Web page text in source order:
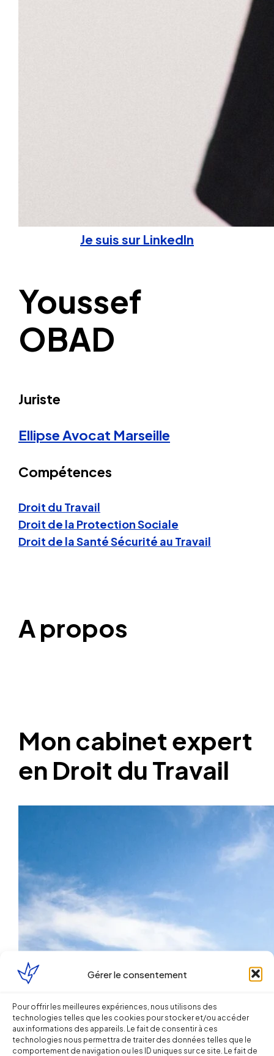
Gérer le consentement
Pour offrir les meilleures expériences, nous utilisons des
technologies telles que les cookies pour stocker et/ou accéder
aux informations des appareils. Le fait de consentir à ces
technologies nous permettra de traiter des données telles que le
comportement de navigation ou les ID uniques sur ce site. Le fait de
Je suis sur LinkedIn
Youssef
OBAD
Juriste
Ellipse Avocat Marseille
Compétences
Droit du Travail
Droit de la Protection Sociale
Droit de la Santé Sécurité au Travail
A propos
Mon cabinet expert
en Droit du Travail